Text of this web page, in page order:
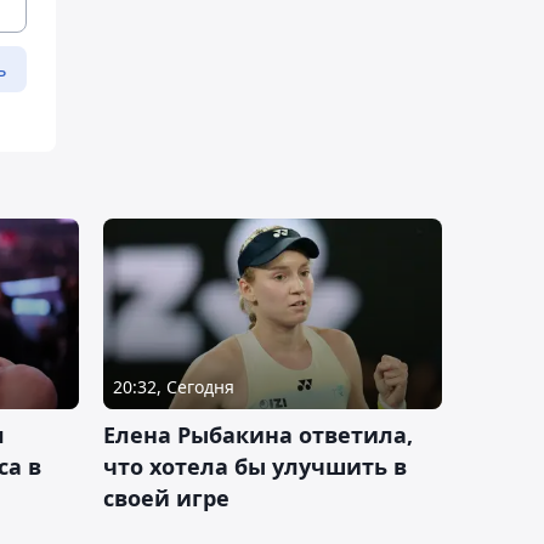
в
20:32, Сегодня
Елена Рыбакина ответила,
что хотела бы улучшить в
своей игре